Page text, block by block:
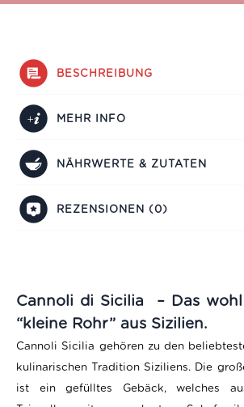
BESCHREIBUNG
MEHR INFO
NÄHRWERTE & ZUTATEN
REZENSIONEN (0)
Cannoli di Sicilia – Das
“kleine Rohr” aus Sizilien.
Cannoli Sicilia gehören zu den
kulinarischen Tradition Siziliens. Die
ist ein gefülltes Gebäck, welches